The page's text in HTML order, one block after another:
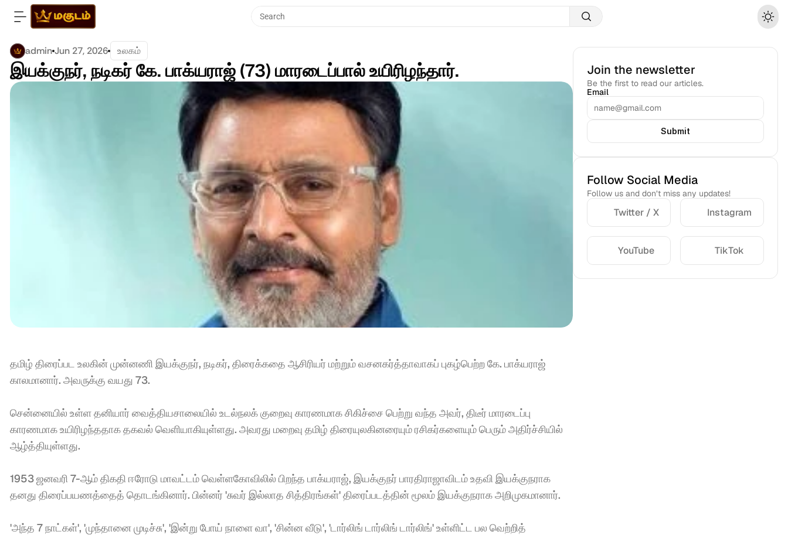
Search
adminJun 27, 2026 உலகம்
இயக்குநர், நடிகர் கே. பாக்யராஜ் (73) மாரடைப்பால் உயிரிழந்தார்.
தமிழ் திரைப்பட உலகின் முன்னணி இயக்குநர், நடிகர், திரைக்கதை ஆசிரியர் மற்றும் வசனகர்த்தாவாகப் புகழ்பெற்ற கே. பாக்யராஜ்
காலமானார். அவருக்கு வயது 73.
சென்னையில் உள்ள தனியார் வைத்தியசாலையில் உடல்நலக் குறைவு காரணமாக சிகிச்சை பெற்று வந்த அவர், திடீர் மாரடைப்பு
காரணமாக உயிரிழந்ததாக தகவல் வெளியாகியுள்ளது. அவரது மறைவு தமிழ் திரையுலகினரையும் ரசிகர்களையும் பெரும் அதிர்ச்சியில்
ஆழ்த்தியுள்ளது.
1953 ஜனவரி 7-ஆம் திகதி ஈரோடு மாவட்டம் வெள்ளகோவிலில் பிறந்த பாக்யராஜ், இயக்குநர் பாரதிராஜாவிடம் உதவி இயக்குநராக
தனது திரைப்பயணத்தைத் தொடங்கினார். பின்னர் 'சுவர் இல்லாத சித்திரங்கள்' திரைப்படத்தின் மூலம் இயக்குநராக அறிமுகமானார்.
'அந்த 7 நாட்கள்', 'முந்தானை முடிச்சு', 'இன்று போய் நாளை வா', 'சின்ன வீடு', 'டார்லிங் டார்லிங் டார்லிங்' உள்ளிட்ட பல வெற்றித்
Join the newsletter
Be the first to read our articles.
Email
Submit
Follow Social Media
Follow us and don’t miss any updates!
Twitter / X Instagram
YouTube TikTok